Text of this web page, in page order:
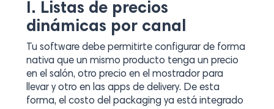
I. Listas de precios
dinámicas por canal
Tu software debe permitirte configurar de forma
nativa que un mismo producto tenga un precio
en el salón, otro precio en el mostrador para
llevar y otro en las apps de delivery. De esta
forma, el costo del packaging ya está integrado